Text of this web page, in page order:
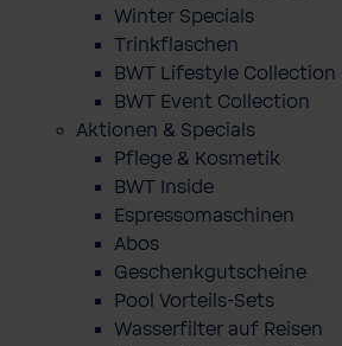
Winter Specials
Trinkflaschen
BWT Lifestyle Collection
BWT Event Collection
Aktionen & Specials
Pflege & Kosmetik
BWT Inside
Espressomaschinen
Abos
Geschenkgutscheine
Pool Vorteils-Sets
Wasserfilter auf Reisen